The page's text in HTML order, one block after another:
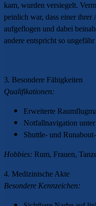
kam, wurden versiegelt.
peinlich war, dass einer ihrer
aufgeflogen und dabei
andere entspricht so
3. Besondere Fähigkeiten
Qualifikationen:
Erweiterte
Notfallnavigation
Shuttle- und
Hobbies: Rum, Frauen,
4. Medizinische Akte
Besondere Kennzeichen: